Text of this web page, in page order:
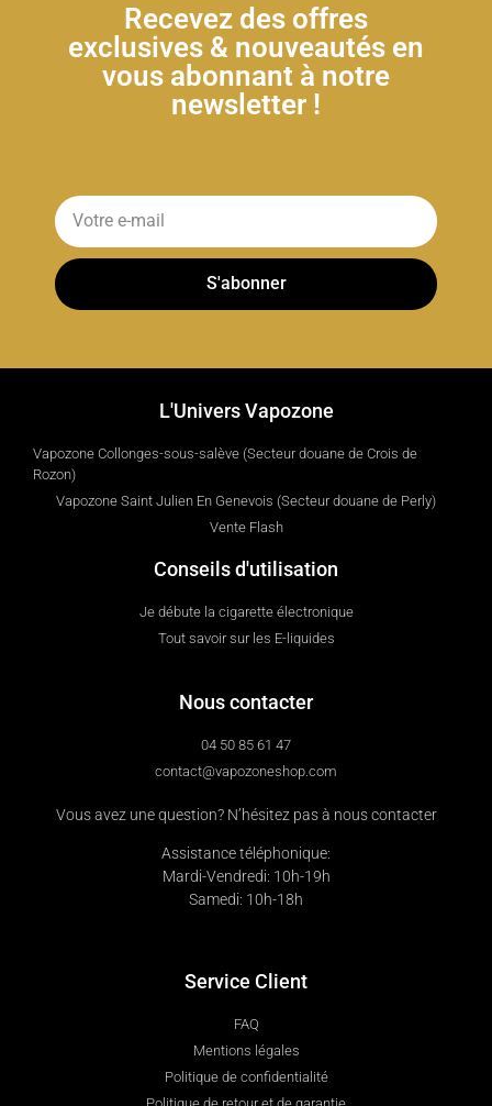
Recevez des offres
exclusives & nouveautés en
vous abonnant à notre
newsletter !
S'abonner
L'Univers Vapozone
Vapozone Collonges-sous-salève (Secteur douane de Crois de
Rozon)
Vapozone Saint Julien En Genevois (Secteur douane de Perly)
Vente Flash
Conseils d'utilisation
Je débute la cigarette électronique
Tout savoir sur les E-liquides
Nous contacter
04 50 85 61 47
contact@vapozoneshop.com
Vous avez une question? N’hésitez pas à nous contacter
Assistance téléphonique:
Mardi-Vendredi: 10h-19h
Samedi: 10h-18h
Service Client
FAQ
Mentions légales
Politique de confidentialité